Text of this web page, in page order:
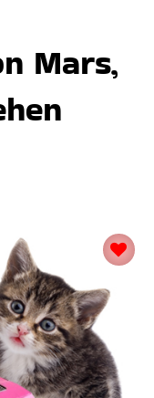
Mars,